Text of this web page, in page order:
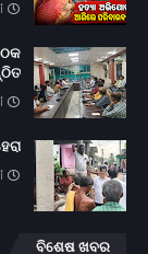
ବିଶେଷ ଖବର